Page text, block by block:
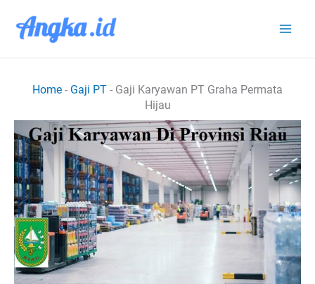
Home - Gaji PT - Gaji Karyawan PT Graha Permata
Hijau